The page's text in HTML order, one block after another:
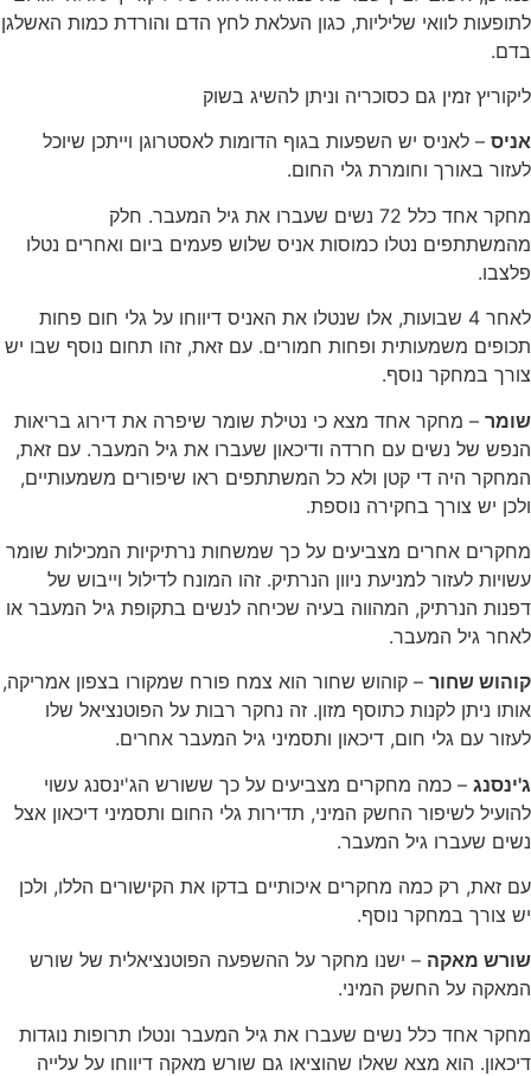
לתופעות לוואי שליליות, כגון העלאת לחץ הדם והורדת כמות האשלגן
בדם.
ליקוריץ זמין גם כסוכריה וניתן להשיג בשוק
אניס – לאניס יש השפעות בגוף הדומות לאסטרוגן וייתכן שיוכל
לעזור באורך וחומרת גלי החום.
מחקר אחד כלל 72 נשים שעברו את גיל המעבר. חלק
מהמשתתפים נטלו כמוסות אניס שלוש פעמים ביום ואחרים נטלו
פלצבו.
לאחר 4 שבועות, אלו שנטלו את האניס דיווחו על גלי חום פחות
תכופים משמעותית ופחות חמורים. עם זאת, זהו תחום נוסף שבו יש
צורך במחקר נוסף.
שומר – מחקר אחד מצא כי נטילת שומר שיפרה את דירוג בריאות
הנפש של נשים עם חרדה ודיכאון שעברו את גיל המעבר. עם זאת,
המחקר היה די קטן ולא כל המשתתפים ראו שיפורים משמעותיים,
ולכן יש צורך בחקירה נוספת.
מחקרים אחרים מצביעים על כך שמשחות נרתיקיות המכילות שומר
עשויות לעזור למניעת ניוון הנרתיק. זהו המונח לדילול וייבוש של
דפנות הנרתיק, המהווה בעיה שכיחה לנשים בתקופת גיל המעבר או
לאחר גיל המעבר.
קוהוש שחור – קוהוש שחור הוא צמח פורח שמקורו בצפון אמריקה,
אותו ניתן לקנות כתוסף מזון. זה נחקר רבות על הפוטנציאל שלו
לעזור עם גלי חום, דיכאון ותסמיני גיל המעבר אחרים.
ג'ינסנג – כמה מחקרים מצביעים על כך ששורש הג'ינסנג עשוי
להועיל לשיפור החשק המיני, תדירות גלי החום ותסמיני דיכאון אצל
נשים שעברו גיל המעבר.
עם זאת, רק כמה מחקרים איכותיים בדקו את הקישורים הללו, ולכן
יש צורך במחקר נוסף.
שורש מאקה – ישנו מחקר על ההשפעה הפוטנציאלית של שורש
המאקה על החשק המיני.
מחקר אחד כלל נשים שעברו את גיל המעבר ונטלו תרופות נוגדות
דיכאון. הוא מצא שאלו שהוציאו גם שורש מאקה דיווחו על עלייה